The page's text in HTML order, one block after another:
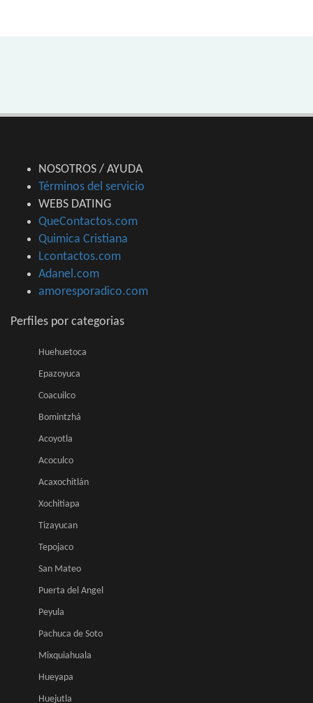
NOSOTROS / AYUDA
Términos del servicio
WEBS DATING
QueContactos.com
Quimica Cristiana
Lcontactos.com
Adanel.com
amoresporadico.com
Perfiles por categorias
Huehuetoca
Epazoyuca
Coacuilco
Bomintzhá
Acoyotla
Acoculco
Acaxochitlán
Xochitiapa
Tizayucan
Tepojaco
San Mateo
Puerta del Angel
Peyula
Pachuca de Soto
Mixquiahuala
Hueyapa
Huejutla